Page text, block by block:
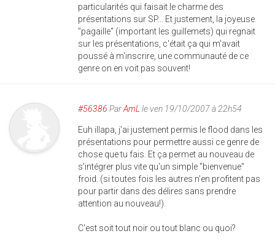
particularités qui faisait le charme des
présentations sur SP... Et justement, la joyeuse
"pagaille" (important les guillemets) qui regnait
sur les présentations, c'était ça qui m'avait
poussé à m'inscrire, une communauté de ce
genre on en voit pas souvent!
#56386 ParAmL le ven 19/10/2007 à 22h54
Euh illapa, j'ai justement permis le flood dans les
présentations pour permettre aussi ce genre de
chose que tu fais. Et ça permet au nouveau de
s'intégrer plus vite qu'un simple "bienvenue"
froid. (si toutes fois les autres n'en profitent pas
pour partir dans des délires sans prendre
attention au nouveau!).
C'est soit tout noir ou tout blanc ou quoi?